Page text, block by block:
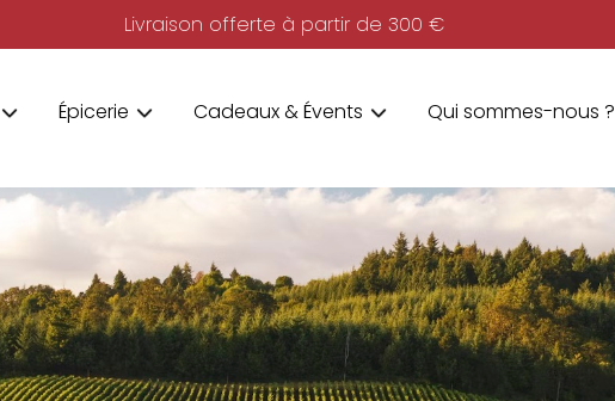
Livraison offerte à partir de 300 €
Épicerie Cadeaux & Évents Qui sommes-nous ?